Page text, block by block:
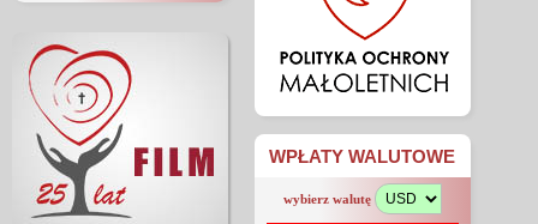
WPŁATY WALUTOWE
wybierz walutę